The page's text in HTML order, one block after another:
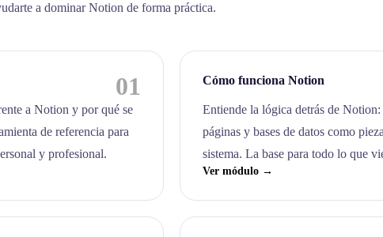
a dominar Notion de forma práctica.
01
a Notion y por qué se
de referencia para
y profesional.
Cómo funciona Notion
Entiende la lógica detrás de Notion:
páginas y bases de datos como
sistema. La base para todo lo que
Ver módulo →